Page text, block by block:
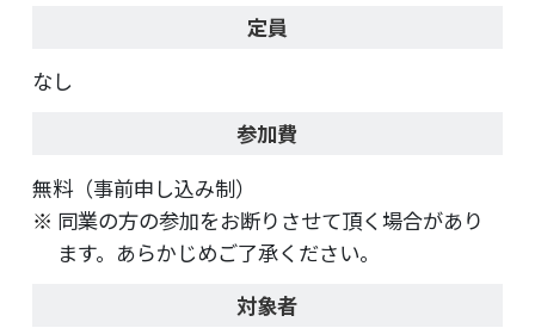
定員
なし
参加費
無料（事前申し込み制）
同業の方の参加をお断りさせて頂く場合があり
ます。あらかじめご了承ください。
対象者